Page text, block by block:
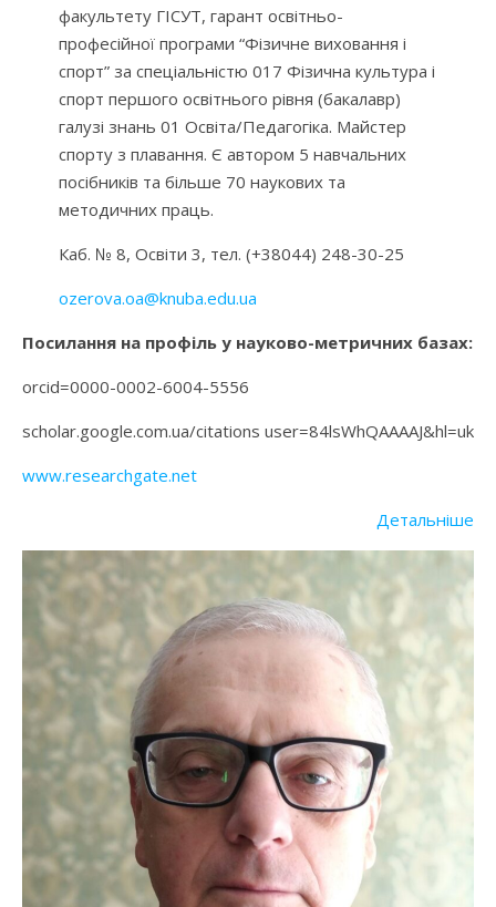
факультету ГІСУТ, гарант освітньо-
професійної програми “Фізичне виховання і
спорт” за спеціальністю 017 Фізична культура і
спорт першого освітнього рівня (бакалавр)
галузі знань 01 Освіта/Педагогіка. Майстер
спорту з плавання. Є автором 5 навчальних
посібників та більше 70 наукових та
методичних праць.
Каб. № 8, Освіти 3, тел. (+38044) 248-30-25
ozerova.oa@knuba.edu.ua
Посилання на профіль у науково-метричних базах:
оrcid=0000-0002-6004-5556
scholar.google.com.ua/citations user=84lsWhQAAAAJ&hl=uk
www.researchgate.net
Детальніше